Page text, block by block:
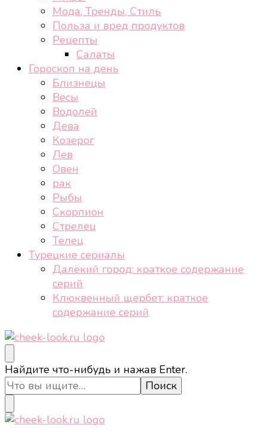
Мода, Тренды, Стиль
Польза и вред продуктов
Рецепты
Салаты
Гороскоп на день
Близнецы
Весы
Водолей
Дева
Козерог
Лев
Овен
рак
Рыбы
Скорпион
Стрелец
Телец
Турецкие сериалы
Далёкий город: краткое содержание
серий
Клюквенный щербет: краткое
содержание серий
cheek-look.ru
Женский сайт о звездах и кино, а также трендах,
здоровом образе жизни, спорте, стиле, отдыхе и
еде.
Ищите
что-
то?
Найдите что-нибудь и нажав Enter.